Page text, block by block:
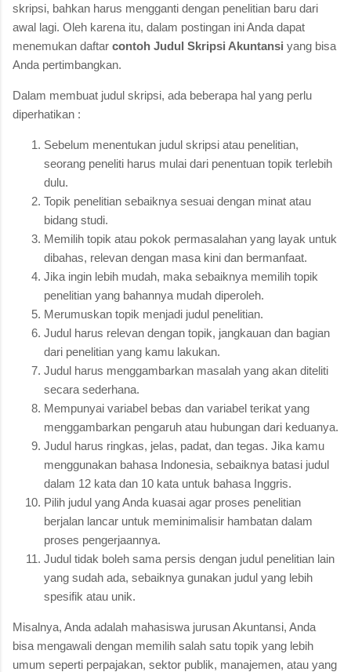
skripsi, bahkan harus mengganti dengan penelitian baru dari
awal lagi. Oleh karena itu, dalam postingan ini Anda dapat
menemukan daftar contoh Judul Skripsi Akuntansi yang bisa
Anda pertimbangkan.
Dalam membuat judul skripsi, ada beberapa hal yang perlu
diperhatikan :
Sebelum menentukan judul skripsi atau penelitian,
seorang peneliti harus mulai dari penentuan topik terlebih
dulu.
Topik penelitian sebaiknya sesuai dengan minat atau
bidang studi.
Memilih topik atau pokok permasalahan yang layak untuk
dibahas, relevan dengan masa kini dan bermanfaat.
Jika ingin lebih mudah, maka sebaiknya memilih topik
penelitian yang bahannya mudah diperoleh.
Merumuskan topik menjadi judul penelitian.
Judul harus relevan dengan topik, jangkauan dan bagian
dari penelitian yang kamu lakukan.
Judul harus menggambarkan masalah yang akan diteliti
secara sederhana.
Mempunyai variabel bebas dan variabel terikat yang
menggambarkan pengaruh atau hubungan dari keduanya.
Judul harus ringkas, jelas, padat, dan tegas. Jika kamu
menggunakan bahasa Indonesia, sebaiknya batasi judul
dalam 12 kata dan 10 kata untuk bahasa Inggris.
Pilih judul yang Anda kuasai agar proses penelitian
berjalan lancar untuk meminimalisir hambatan dalam
proses pengerjaannya.
Judul tidak boleh sama persis dengan judul penelitian lain
yang sudah ada, sebaiknya gunakan judul yang lebih
spesifik atau unik.
Misalnya, Anda adalah mahasiswa jurusan Akuntansi, Anda
bisa mengawali dengan memilih salah satu topik yang lebih
umum seperti perpajakan, sektor publik, manajemen, atau yang